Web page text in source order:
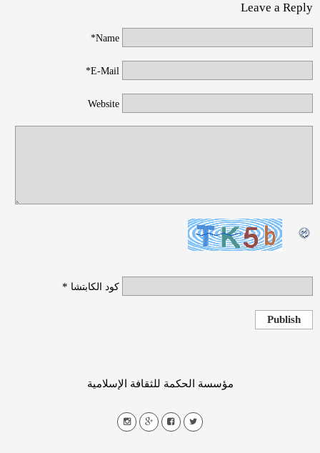
Leave a Reply
Name*
E-Mail*
Website
كود الكابتشا *
Publish
مؤسسة الحكمة للثقافة الإسلامية